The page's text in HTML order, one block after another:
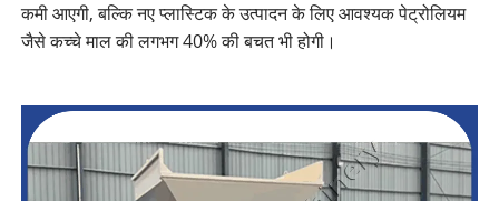
कमी आएगी, बल्कि नए प्लास्टिक के उत्पादन के लिए आवश्यक पेट्रोलियम
जैसे कच्चे माल की लगभग 40% की बचत भी होगी।